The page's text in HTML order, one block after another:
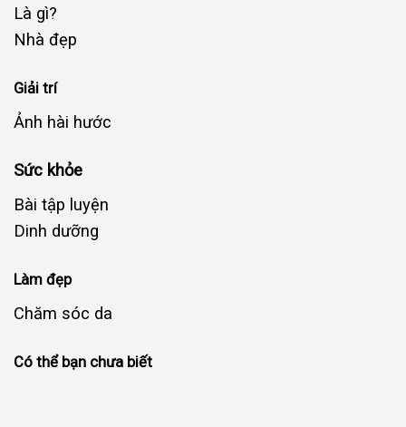
Là gì?
Nhà đẹp
Giải trí
Ảnh hài hước
Sức khỏe
Bài tập luyện
Dinh dưỡng
Làm đẹp
Chăm sóc da
Có thể bạn chưa biết